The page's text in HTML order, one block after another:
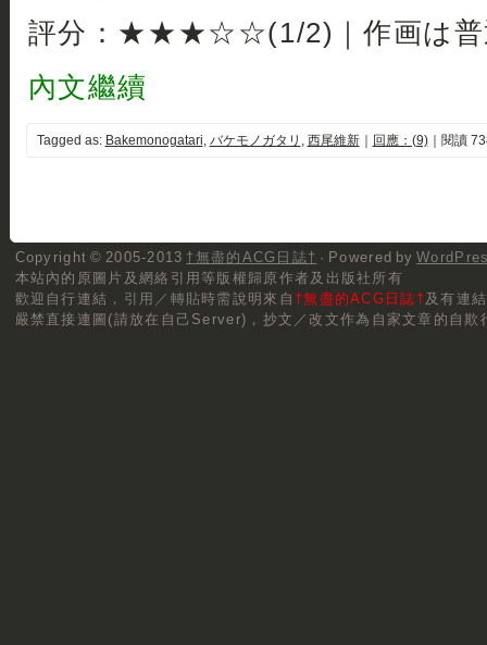
評分：★★★☆☆(1/2)｜作画は普
內文繼續
Tagged as: Bakemonogatari, バケモノガタリ , 西尾維新｜ 回應：(9)｜閱讀
Copyright © 2005-2013 †無盡的ACG日誌† · Powered by
本站內的原圖片及網絡引用等版權歸原作者及出版社所有
歡迎自行連結， 引用／轉貼時需說明來自 †無盡的ACG日誌†及有連
嚴禁直接連圖(請放在自己Server)，抄文／改文作為自家文章的自欺